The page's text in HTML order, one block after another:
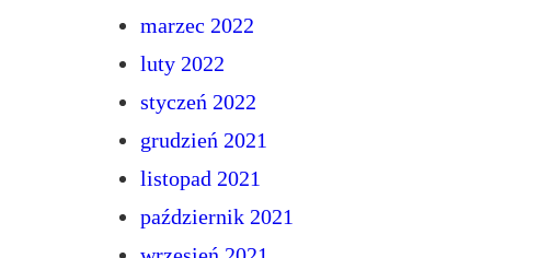
marzec 2022
luty 2022
styczeń 2022
grudzień 2021
listopad 2021
październik 2021